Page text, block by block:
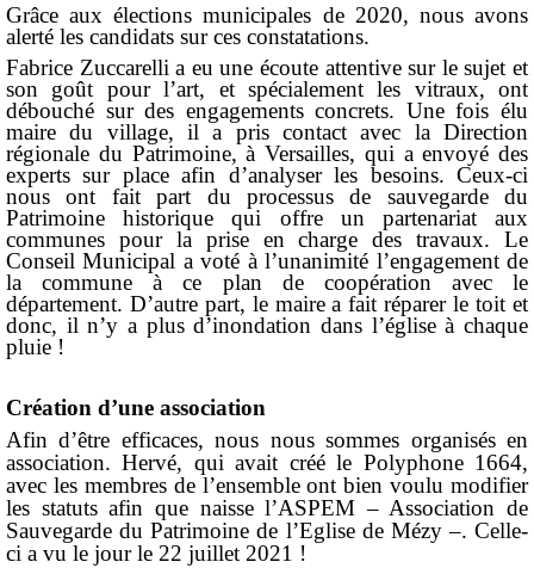
Grâce aux élections municipales de 2020, nous avons
alerté les candidats sur ces constatations.
Fabrice Zuccarelli a eu une écoute attentive sur le sujet et
son goût pour l’art, et spécialement les vitraux, ont
débouché sur des engagements concrets. Une fois élu
maire du village, il a pris contact avec la Direction
régionale du Patrimoine, à Versailles, qui a envoyé des
experts sur place afin d’analyser les besoins. Ceux-ci
nous ont fait part du processus de sauvegarde du
Patrimoine historique qui offre un partenariat aux
communes pour la prise en charge des travaux. Le
Conseil Municipal a voté à l’unanimité l’engagement de
la commune à ce plan de coopération avec le
département. D’autre part, le maire a fait réparer le toit et
donc, il n’y a plus d’inondation dans l’église à chaque
pluie !
Création d’une association
Afin d’être efficaces, nous nous sommes organisés en
association. Hervé, qui avait créé le Polyphone 1664,
avec les membres de l’ensemble ont bien voulu modifier
les statuts afin que naisse l’ASPEM – Association de
Sauvegarde du Patrimoine de l’Eglise de Mézy –. Celle-
ci a vu le jour le 22 juillet 2021 !